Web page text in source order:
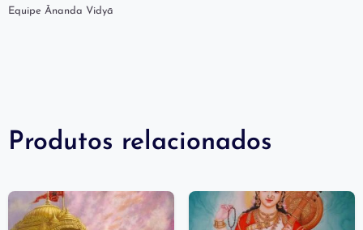
Equipe Ānanda Vidyā
Produtos relacionados